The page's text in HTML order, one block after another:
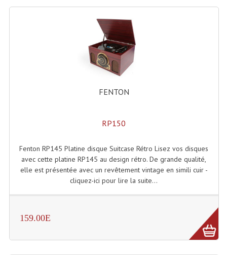
Enceintes Hifi
Enceintes Monitoring
Filtres Actifs, Correcteurs
Filtres Passifs
Haut-Parleurs Amplis Guitare
Moteurs Pavillons Pour Enceinte
FENTON
RP150
Fenton RP145 Platine disque Suitcase Rétro Lisez vos disques
avec cette platine RP145 au design rétro. De grande qualité,
elle est présentée avec un revêtement vintage en simili cuir -
cliquez-ici pour lire la suite...
159.00E